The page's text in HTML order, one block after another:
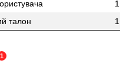
1
талон
1
1